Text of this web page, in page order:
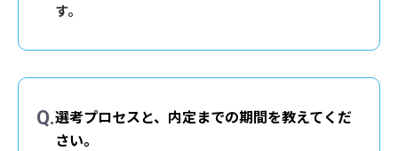
す。
選考プロセスと、内定までの期間を教えてくだ
さい。